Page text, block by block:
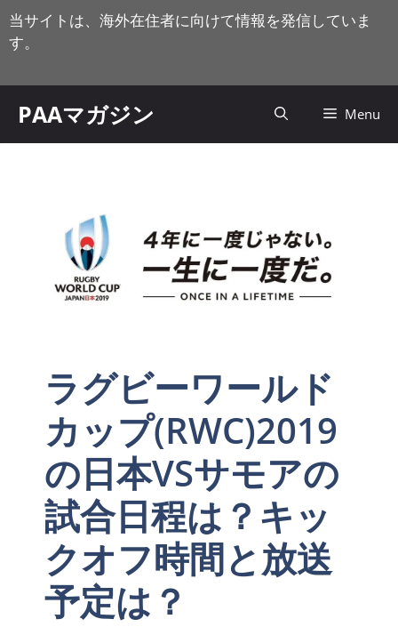
コ
ン
テ
ス
当サイトは、海外在住者に向けて情報を発信していま
す。
PAAマガジン Menu
ラグビーワールド
カップ(RWC)2019
の日本VSサモアの
試合日程は？キッ
クオフ時間と放送
予定は？